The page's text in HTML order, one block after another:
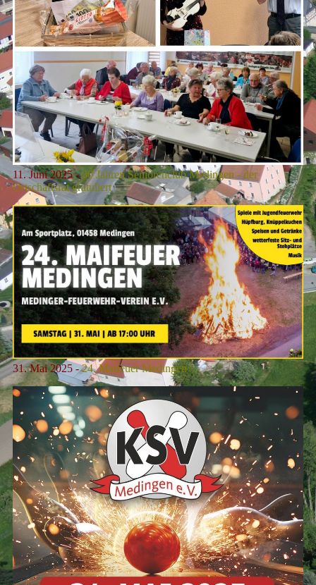
11. Juni2025 -30 Jahren Seniorenclub Medingen - der
Ortschaftsrat gratuliert
31. Mai 2025 -24. Maifeuer Medingen